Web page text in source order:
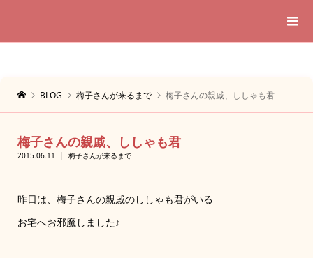
BLOG 梅子さんが来るまで 梅子さんの親戚、ししゃも君
梅子さんの親戚、ししゃも君
2015.06.11 梅子さんが来るまで
昨日は、梅子さんの親戚のししゃも君がいる
お宅へお邪魔しました♪